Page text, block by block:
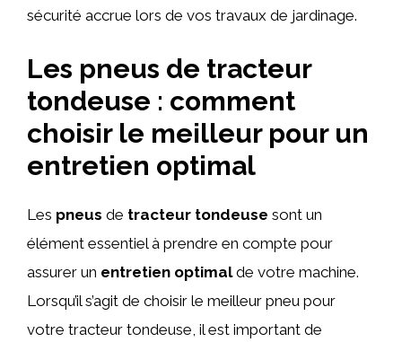
sécurité accrue lors de vos travaux de jardinage.
Les pneus de tracteur
tondeuse : comment
choisir le meilleur pour un
entretien optimal
Les pneus de tracteur tondeuse sont un
élément essentiel à prendre en compte pour
assurer un entretien optimalde votre machine.
Lorsqu’il s’agit de choisir le meilleur pneu pour
votre tracteur tondeuse, il est important de